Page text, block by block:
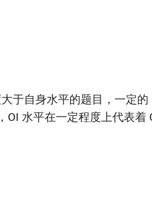
于自身水平的题目，一定
水平在一定程度上代表着